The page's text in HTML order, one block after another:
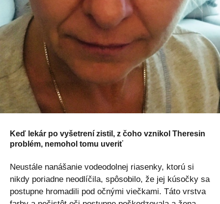
Keď lekár po vyšetrení zistil, z čoho vznikol Theresin
problém, nemohol tomu uveriť
Neustále nanášanie vodeodolnej riasenky, ktorú si
nikdy poriadne neodlíčila, spôsobilo, že jej kúsočky sa
postupne hromadili pod očnými viečkami. Táto vrstva